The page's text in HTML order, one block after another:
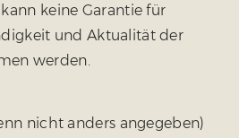
keine Garantie für
und Aktualität der
werden.
nicht anders angegeben)